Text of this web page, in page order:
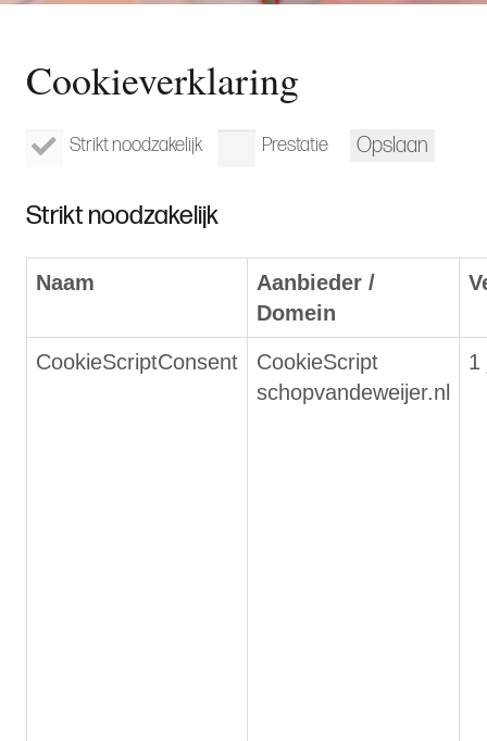
Cookieverklaring
Strikt noodzakelijk Prestatie Opslaan
Strikt noodzakelijk
Naam
Aanbieder /
Domein
CookieScriptConsent
CookieScript
schopvandeweijer.nl
1